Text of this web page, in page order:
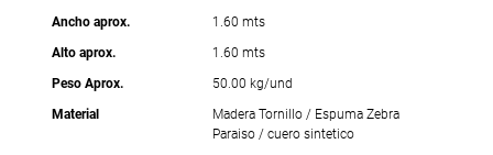
Ancho aprox.
1.60 mts
Alto aprox.
1.60 mts
Peso Aprox.
50.00 kg/und
Material
Madera Tornillo / Espuma Zebra
Paraiso / cuero sintetico